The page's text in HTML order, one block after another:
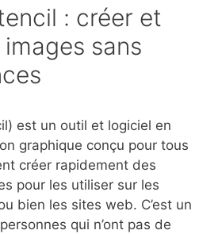
: créer et
sans
est un outil et logiciel en
graphique conçu pour tous
créer rapidement des
pour les utiliser sur les
bien les sites web. C’est un
qui n’ont pas de